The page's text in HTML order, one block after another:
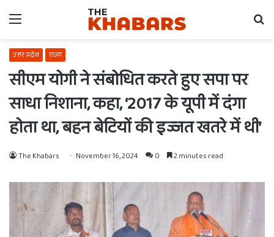
Menu
उत्तर प्रदेश राज्य
सीएम योगी ने संबोधित करते हुए सपा पर
साधा निशाना, कहा, ‘2017 के यूपी में दंगा
होता था, बहन बेटियों की इज्जत खतरे में थी’
The Khabars November 16, 2024 0 2 minutes read